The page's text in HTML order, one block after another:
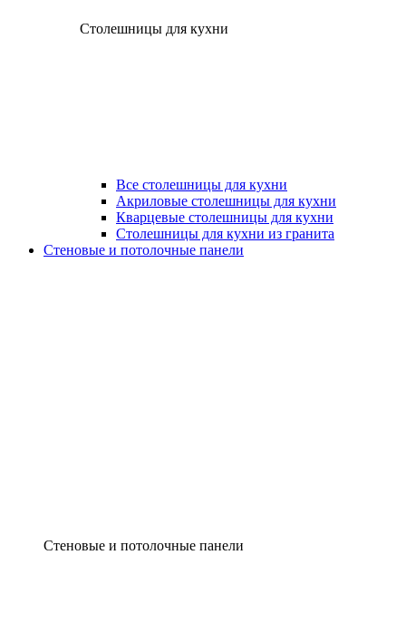
Столешницы для кухни
Все столешницы для кухни
Акриловые столешницы для кухни
Кварцевые столешницы для кухни
Столешницы для кухни из гранита
Стеновые и потолочные панели
Стеновые и потолочные панели